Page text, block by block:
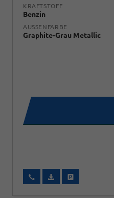
KRAFTSTOFF
Benzin
AUSSENFARBE
Graphite-Grau Metallic
Wir rufen Sie anFahrzeugexposé (PDF)